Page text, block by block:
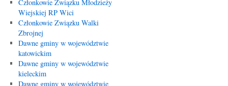
Członkowie Związku Młodzieży
Wiejskiej RP Wici
Członkowie Związku Walki
Zbrojnej
Dawne gminy w województwie
katowickim
Dawne gminy w województwie
kieleckim
Dawne gminy w województwie